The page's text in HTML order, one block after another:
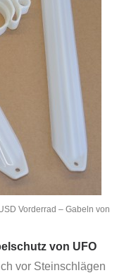
Vorderrad – Gabeln von
von UFO
vor Steinschlägen